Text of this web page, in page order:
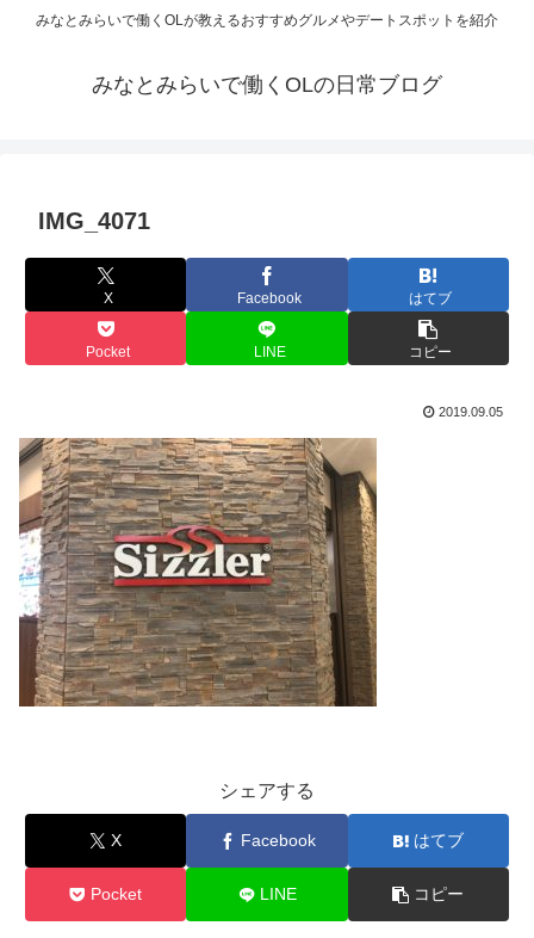
みなとみらいで働くOLが教えるおすすめグルメやデートスポットを紹介
みなとみらいで働くOLの日常ブログ
IMG_4071
X Facebook はてブ
Pocket LINE コピー
2019.09.05
シェアする
X Facebook はてブ
Pocket LINE コピー